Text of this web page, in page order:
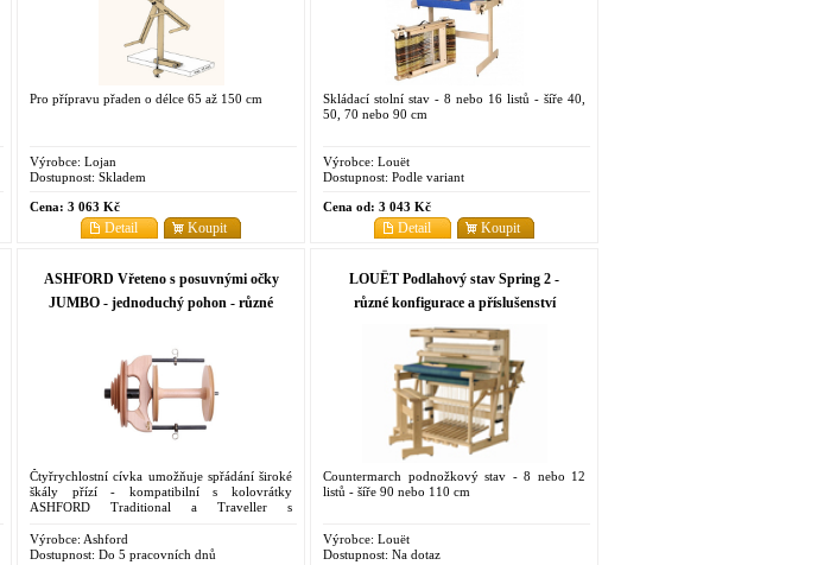
Pro přípravu přaden o délce 65 až 150 cm
Výrobce: Lojan
Dostupnost: Skladem
Cena: 3 063 Kč
Koupit
Detail
Skládací stolní stav - 8 nebo 16 listů - šíře 40,
50, 70 nebo 90 cm
Výrobce: Louët
Dostupnost: Podle variant
Cena od: 3 043 Kč
Koupit
Detail
ASHFORD Vřeteno s posuvnými očky
JUMBO - jednoduchý pohon - různé
Čtyřrychlostní cívka umožňuje spřádání široké
škály přízí - kompatibilní s kolovrátky
ASHFORD Traditional a Traveller s
Výrobce: Ashford
Dostupnost: Do 5 pracovních dnů
LOUËT Podlahový stav Spring 2 -
různé konfigurace a příslušenství
Countermarch podnožkový stav - 8 nebo 12
listů - šíře 90 nebo 110 cm
Výrobce: Louët
Dostupnost: Na dotaz